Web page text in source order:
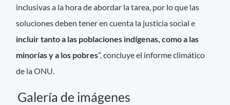
inclusivas a la hora de abordar la tarea, por lo que las
soluciones deben tener en cuenta la justicia social e
incluir tanto a las poblaciones indígenas, como a las
minorías y a los pobres”, concluye el informe climático
de la ONU.
Galería de imágenes